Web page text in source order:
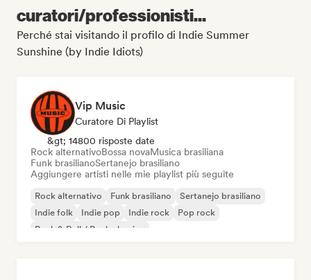
curatori/professionisti...
Perché stai visitando il profilo di Indie Summer
Sunshine (by Indie Idiots)
Vip Music
Curatore Di Playlist
&gt; 14800 risposte date
Rock alternativoBossa novaMusica brasiliana
Funk brasilianoSertanejo brasiliano
Aggiungere artisti nelle mie playlist più seguite
Rock alternativo Funk brasiliano
Sertanejo brasiliano
Indie folk
Indie pop Indie rock
Pop rock
Rock & Roll / Rock classico